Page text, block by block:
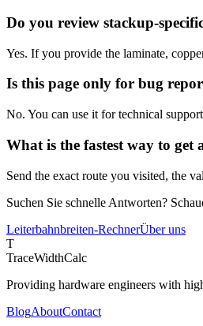
Do you review stackup-
Yes. If you provide the laminate,
Is this page only for bug
No. You can use it for technical
What is the fastest way to get
Send the exact route you visited, the
Suchen Sie schnelle Antworten?
Leiterbahnbreiten-RechnerÜber uns
T
TraceWidthCalc
Providing hardware engineers with
BlogAboutContact